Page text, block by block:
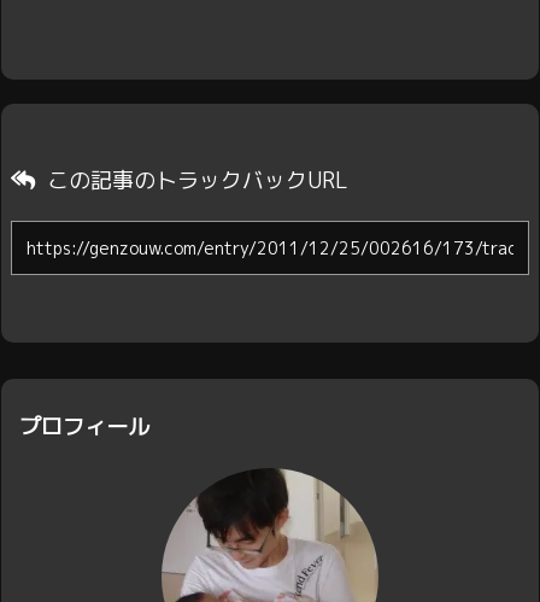
この記事のトラックバックURL
プロフィール